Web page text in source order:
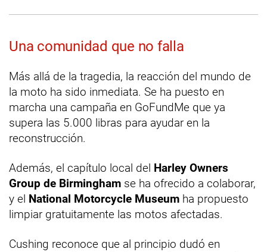
Una comunidad que no falla
Más allá de la tragedia, la reacción del mundo de
la moto ha sido inmediata. Se ha puesto en
marcha una campaña en GoFundMe que ya
supera las 5.000 libras para ayudar en la
reconstrucción.
Además, el capítulo local del Harley Owners
Group de Birmingham se ha ofrecido a colaborar,
y el National Motorcycle Museum ha propuesto
limpiar gratuitamente las motos afectadas.
Cushing reconoce que al principio dudó en